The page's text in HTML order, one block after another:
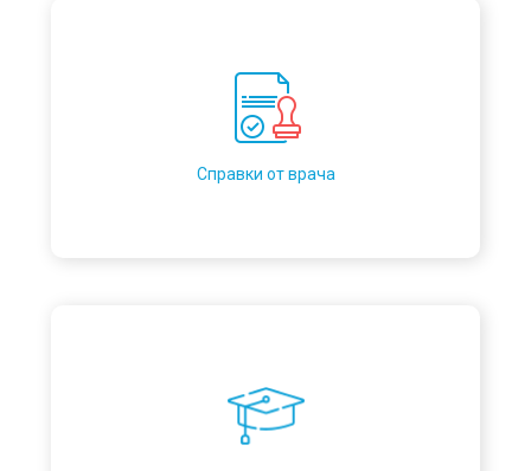
Справки от врача